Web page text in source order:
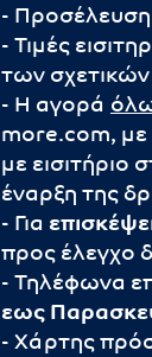
-
- Τιμές
των
- Η αγορά
more.com, με
με εισιτήριο
έναρξη της
- Για
προς έλεγχο
- Τηλέφωνα
εως
- Χάρτης